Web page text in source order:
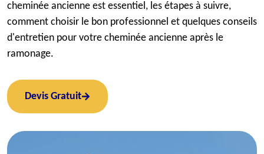
cheminée ancienne est essentiel, les étapes à suivre,
comment choisir le bon professionnel et quelques conseils
d'entretien pour votre cheminée ancienne après le
ramonage.
Devis Gratuit